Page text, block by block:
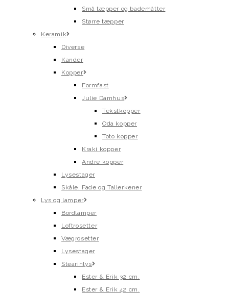
Små tæpper og bademåtter
Større tæpper
Keramik
Diverse
Kander
Kopper
Formfast
Julie Damhus
Tekstkopper
Oda kopper
Toto kopper
Kraki kopper
Andre kopper
Lysestager
Skåle, Fade og Tallerkener
Lys og lamper
Bordlamper
Loftrosetter
Vægrosetter
Lysestager
Stearinlys
Ester & Erik 32 cm.
Ester & Erik 42 cm.